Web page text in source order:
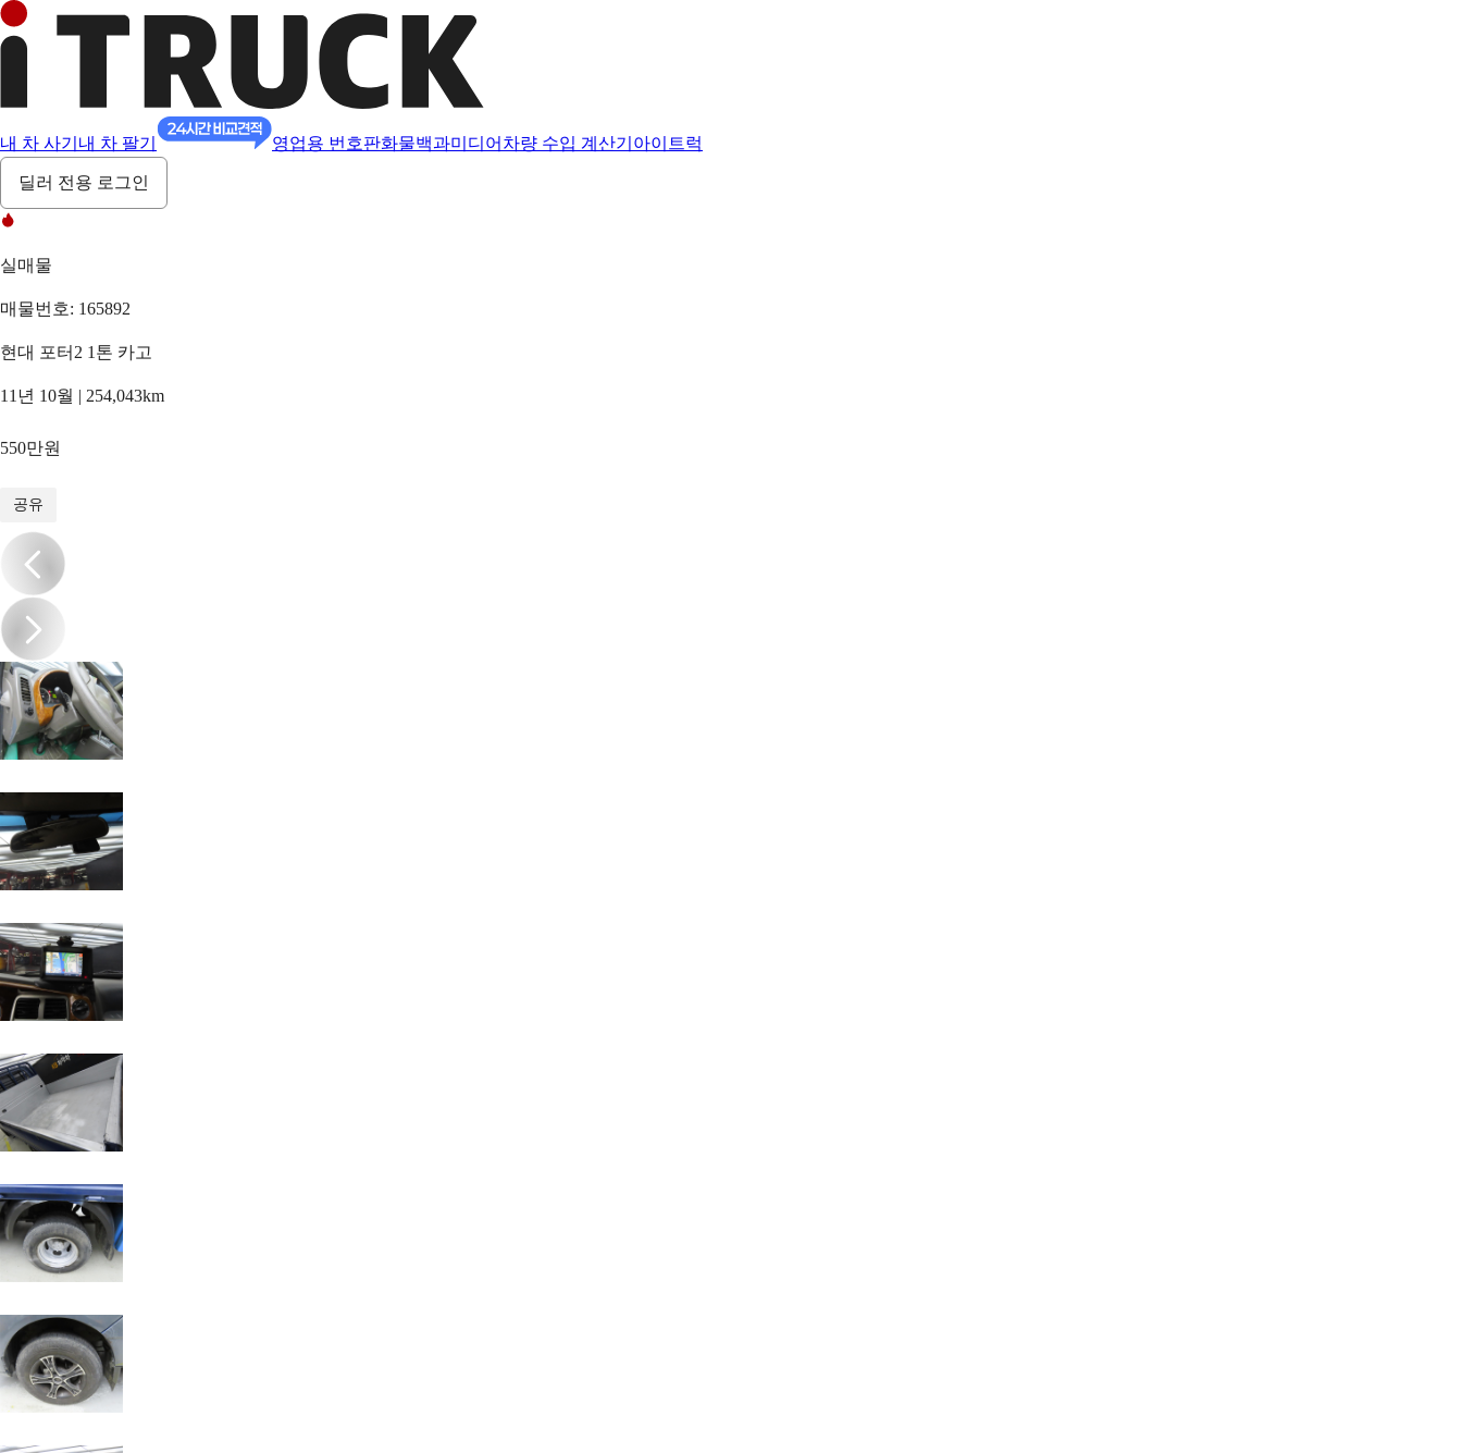
내 차 사기 내 차 팔기 영업용 번호판화물백과미디어 차량 수입 계산기 아이트럭
딜러 전용 로그인
실매물
매물번호: 165892
현대 포터2 1톤 카고
11년 10월 | 254,043km
550만원
공유
/17